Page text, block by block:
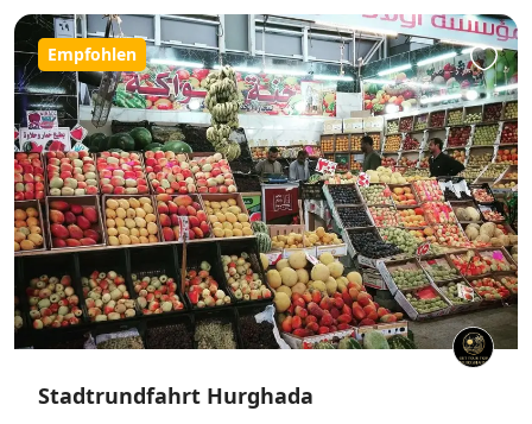
Empfohlen
Stadtrundfahrt Hurghada